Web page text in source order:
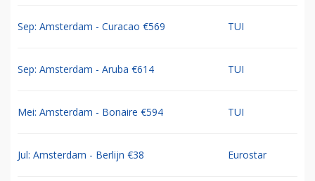
Sep: Amsterdam - Curacao €569 TUI
Sep: Amsterdam - Aruba €614 TUI
Mei: Amsterdam - Bonaire €594 TUI
Jul: Amsterdam - Berlijn €38 Eurostar